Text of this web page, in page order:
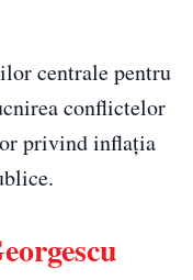
centrale pentru
conflictelor
privind inflația